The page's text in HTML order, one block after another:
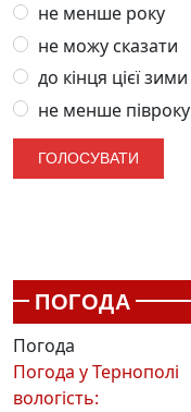
не менше року
не можу сказати
до кінця цієї зими
не менше півроку
ПОГОДА
Погода
Погода уТернополі
вологість: